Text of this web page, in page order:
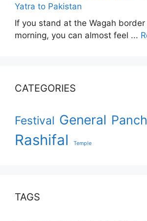
Yatra to Pakistan
If you stand at the Wagah
morning, you can almost feel ...
CATEGORIES
Festival General
Rashifal Temple
TAGS